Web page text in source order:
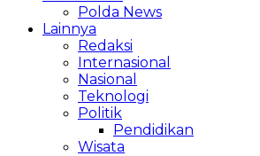
Polda News
Lainnya
Redaksi
Internasional
Nasional
Teknologi
Politik
Pendidikan
Wisata